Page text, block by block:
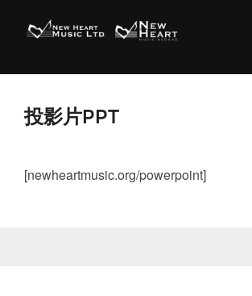
投影片PPT
[newheartmusic.org/powerpoint]